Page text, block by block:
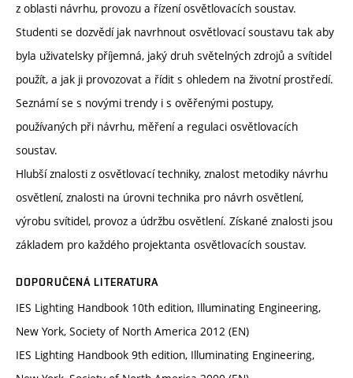
z oblasti návrhu, provozu a řízení osvětlovacích soustav.
Studenti se dozvědí jak navrhnout osvětlovací soustavu tak aby
byla uživatelsky příjemná, jaký druh světelných zdrojů a svítidel
použít, a jak ji provozovat a řídit s ohledem na životní prostředí.
Seznámí se s novými trendy i s ověřenými postupy,
používaných při návrhu, měření a regulaci osvětlovacích
soustav.
Hlubší znalosti z osvětlovací techniky, znalost metodiky návrhu
osvětlení, znalosti na úrovni technika pro návrh osvětlení,
výrobu svítidel, provoz a údržbu osvětlení. Získané znalosti jsou
základem pro každého projektanta osvětlovacích soustav.
DOPORUČENÁ LITERATURA
IES Lighting Handbook 10th edition, Illuminating Engineering,
New York, Society of North America 2012 (EN)
IES Lighting Handbook 9th edition, Illuminating Engineering,